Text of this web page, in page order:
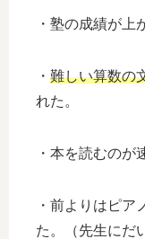
・塾の成績が上
・ 難しい算数の
れた。
・本を読むのが
・前よりはピア
た。（先生にだ